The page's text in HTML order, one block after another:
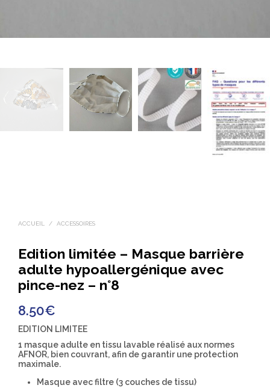
ACCUEIL / ACCESSOIRES
Edition limitée – Masque barrière
adulte hypoallergénique avec
pince-nez – n°8
8.50€
EDITION LIMITEE
1 masque adulte en tissu lavable réalisé aux normes
AFNOR, bien couvrant, afin de garantir une protection
maximale.
Masque avec filtre (3 couches de tissu)